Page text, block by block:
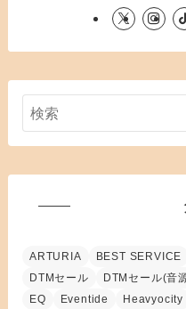
ARTURIA BEST SERVICE
DTMセール
DTMセール(音
EQ
Eventide Heavyocity